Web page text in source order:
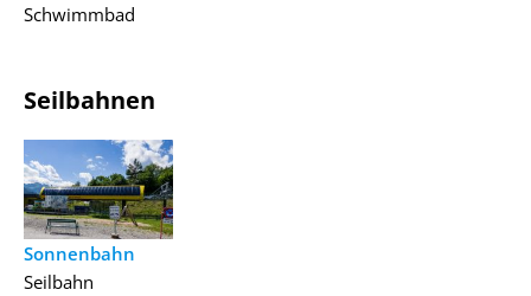
Schwimmbad
Seilbahnen
Sonnenbahn
Seilbahn